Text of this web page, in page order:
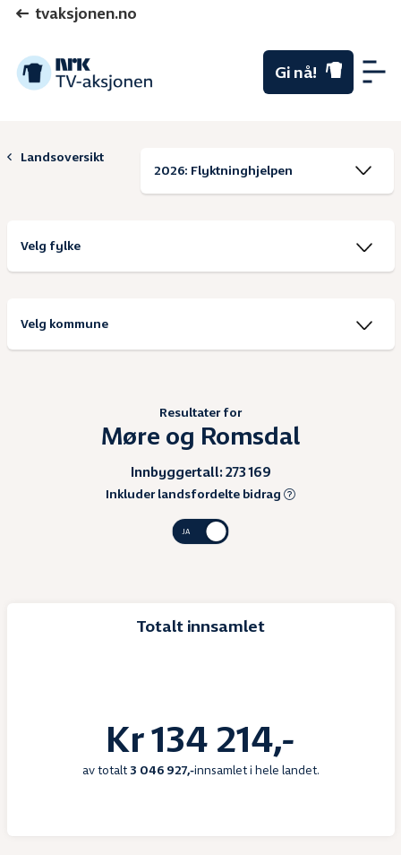
tvaksjonen.no
Gi nå!
Landsoversikt
fylke
kommune
Resultater for
Møre og Romsdal
Innbyggertall: 273 169
Vis:
Inkluder landsfordelte bidrag
Totalt innsamlet
Kr 134 214,-
av totalt 3 046 927,-innsamlet i hele landet.